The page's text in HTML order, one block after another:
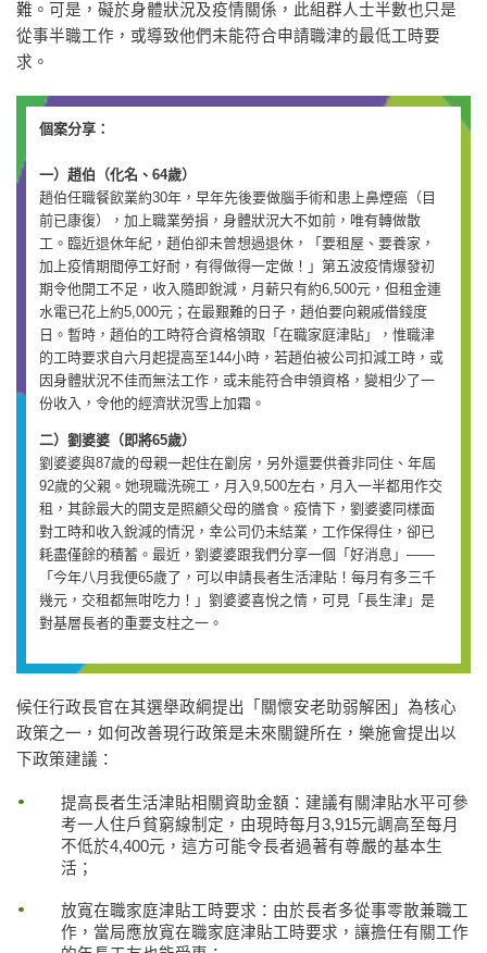
難。可是，礙於身體狀況及疫情關係，此組群人士半數也只是
從事半職工作，或導致他們未能符合申請職津的最低工時要
求。
個案分享：
一）趙伯（化名、64歲）
趙伯任職餐飲業約30年，早年先後要做腦手術和患上鼻煙癌（目
前已康復），加上職業勞損，身體狀況大不如前，唯有轉做散
工。臨近退休年紀，趙伯卻未曾想過退休，「要租屋、要養家，
加上疫情期間停工好耐，有得做得一定做！」第五波疫情爆發初
期令他開工不足，收入隨即銳減，月薪只有約6,500元，但租金連
水電已花上約5,000元；在最艱難的日子，趙伯要向親戚借錢度
日。暫時，趙伯的工時符合資格領取「在職家庭津貼」，惟職津
的工時要求自六月起提高至144小時，若趙伯被公司扣減工時，或
因身體狀況不佳而無法工作，或未能符合申領資格，變相少了一
份收入，令他的經濟狀況雪上加霜。
二）劉婆婆（即將65歲）
劉婆婆與87歲的母親一起住在劏房，另外還要供養非同住、年屆
92歲的父親。她現職洗碗工，月入9,500左右，月入一半都用作交
租，其餘最大的開支是照顧父母的膳食。疫情下，劉婆婆同樣面
對工時和收入銳減的情況，幸公司仍未結業，工作保得住，卻已
耗盡僅餘的積蓄。最近，劉婆婆跟我們分享一個「好消息」——
「今年八月我便65歲了，可以申請長者生活津貼！每月有多三千
幾元，交租都無咁吃力！」劉婆婆喜悅之情，可見「長生津」是
對基層長者的重要支柱之一。
候任行政長官在其選舉政綱提出「關懷安老助弱解困」為核心
政策之一，如何改善現行政策是未來關鍵所在，樂施會提出以
下政策建議：
提高長者生活津貼相關資助金額：建議有關津貼水平可參
考一人住戶貧窮線制定，由現時每月3,915元調高至每月
不低於4,400元，這方可能令長者過著有尊嚴的基本生
活；
放寬在職家庭津貼工時要求：由於長者多從事零散兼職工
作，當局應放寬在職家庭津貼工時要求，讓擔任有關工作